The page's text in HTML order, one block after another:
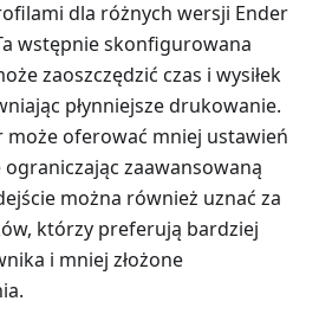
dla różnych wersji Ender
wstępnie skonfigurowana
zaoszczędzić czas i wysiłek
płynniejsze drukowanie.
może oferować mniej ustawień
zaawansowaną
można również uznać za
którzy preferują bardziej
i mniej złożone